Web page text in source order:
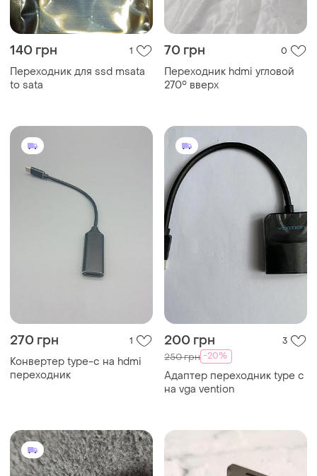
140 грн 1
Переходник для ssd msata
to sata
70 грн 0
Переходник hdmi угловой
270° вверх
270 грн 1
Конвертер type-c на hdmi
переходник
200 грн 3
250 грн -20%
Адаптер переходник type с
на vga vention